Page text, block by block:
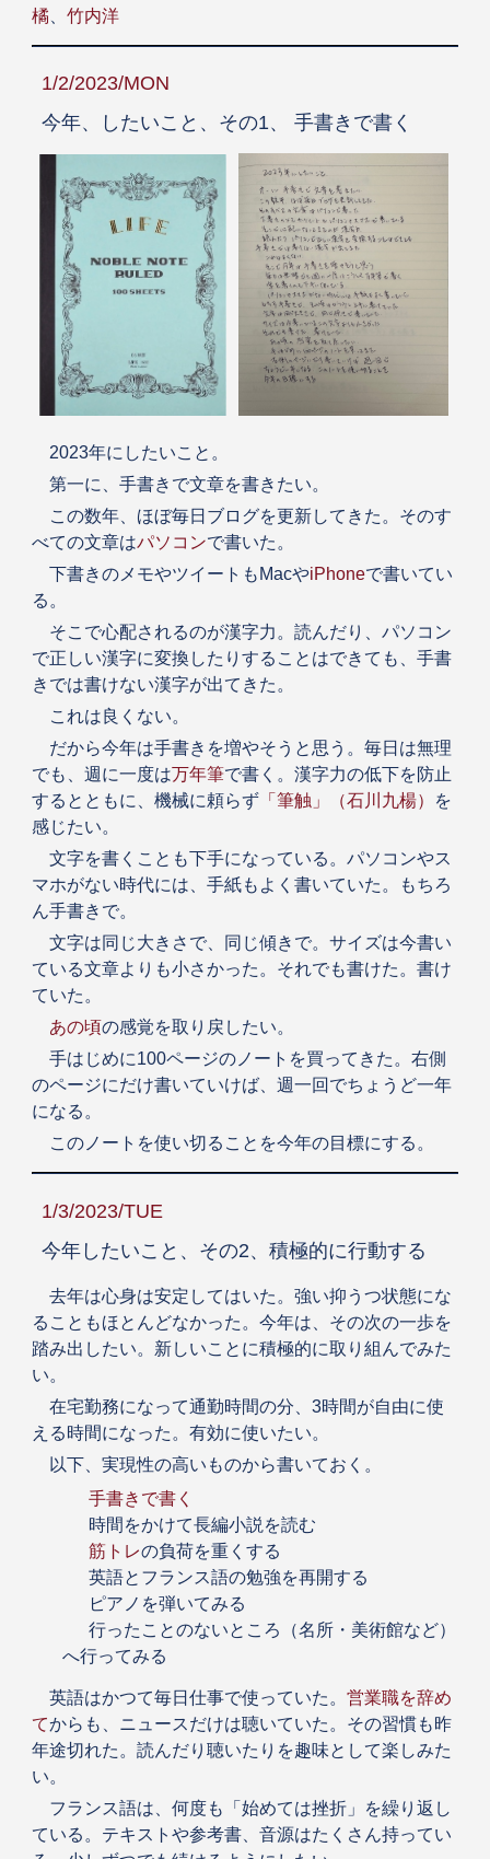
橘
竹内洋
1/2/2023/MON
今年、したいこと、その1、 手書きで書く
2023年にしたいこと。
第一に、手書きで文章を書きたい。
この数年、ほぼ毎日ブログを更新してきた。そのす
べての文章はパソコンで書いた。
下書きのメモやツイートもMacやiPhoneで書いてい
る。
そこで心配されるのが漢字力。読んだり、パソコン
で正しい漢字に変換したりすることはできても、手書
きでは書けない漢字が出てきた。
これは良くない。
だから今年は手書きを増やそうと思う。毎日は無理
でも、週に一度は万年筆で書く。漢字力の低下を防止
するとともに、機械に頼らず「筆触」（石川九楊）
を
感じたい。
文字を書くことも下手になっている。パソコンやス
マホがない時代には、手紙もよく書いていた。もちろ
ん手書きで。
文字は同じ大きさで、同じ傾きで。サイズは今書い
ている文章よりも小さかった。それでも書けた。書け
ていた。
あの頃の感覚を取り戻したい。
手はじめに100ページのノートを買ってきた。右側
のページにだけ書いていけば、週一回でちょうど一年
になる。
このノートを使い切ることを今年の目標にする。
1/3/2023/TUE
今年したいこと、その2、積極的に行動する
去年は心身は安定してはいた。強い抑うつ状態にな
ることもほとんどなかった。今年は、その次の一歩を
踏み出したい。新しいことに積極的に取り組んでみた
い。
在宅勤務になって通勤時間の分、3時間が自由に使
える時間になった。有効に使いたい。
以下、実現性の高いものから書いておく。
手書きで書く
時間をかけて長編小説を読む
筋トレの負荷を重くする
英語とフランス語の勉強を再開する
ピアノを弾いてみる
行ったことのないところ（名所・美術館など）
へ行ってみる
英語はかつて毎日仕事で使っていた。 営業職を辞め
てからも、ニュースだけは聴いていた。その習慣も昨
年途切れた。読んだり聴いたりを趣味として楽しみた
い。
フランス語は、何度も「始めては挫折」を繰り返し
ている。テキストや参考書、音源はたくさん持ってい